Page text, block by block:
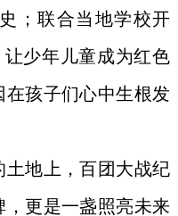
；联合当地学校开
让少年儿童成为红色
在孩子们心中生根发
地上，百团大战纪
更是一盏照亮未来